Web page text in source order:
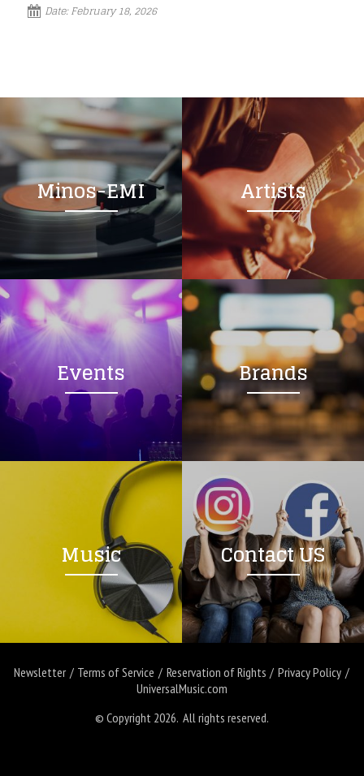
Date:February 18, 2026
Minos-EMI Artists
Events Brands
Music Contact US
Newsletter Terms of Service Reservation of Rights
Privacy Policy
UniversalMusic.com
© Copyright 2026. All rights reserved.